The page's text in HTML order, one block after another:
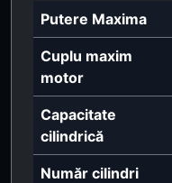
Putere Maxima
Cuplu maxim
motor
Capacitate
cilindrică
Număr cilindri